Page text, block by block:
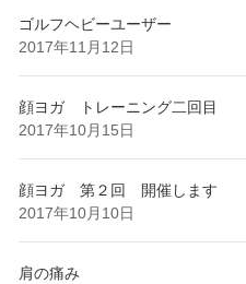
ゴルフヘビーユーザー
2017年11月12日
顔ヨガ トレーニング二回目
2017年10月15日
顔ヨガ 第２回 開催します
2017年10月10日
肩の痛み